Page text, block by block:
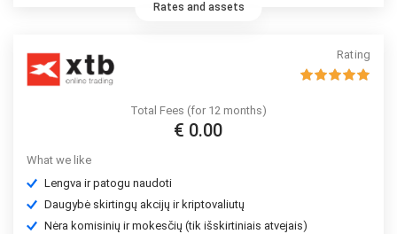
Rates and assets
Rating
Total Fees (for 12 months)
€ 0.00
What we like
Lengva ir patogu naudoti
Daugybė skirtingų akcijų ir kriptovaliutų
Nėra komisinių ir mokesčių (tik išskirtiniais atvejais)